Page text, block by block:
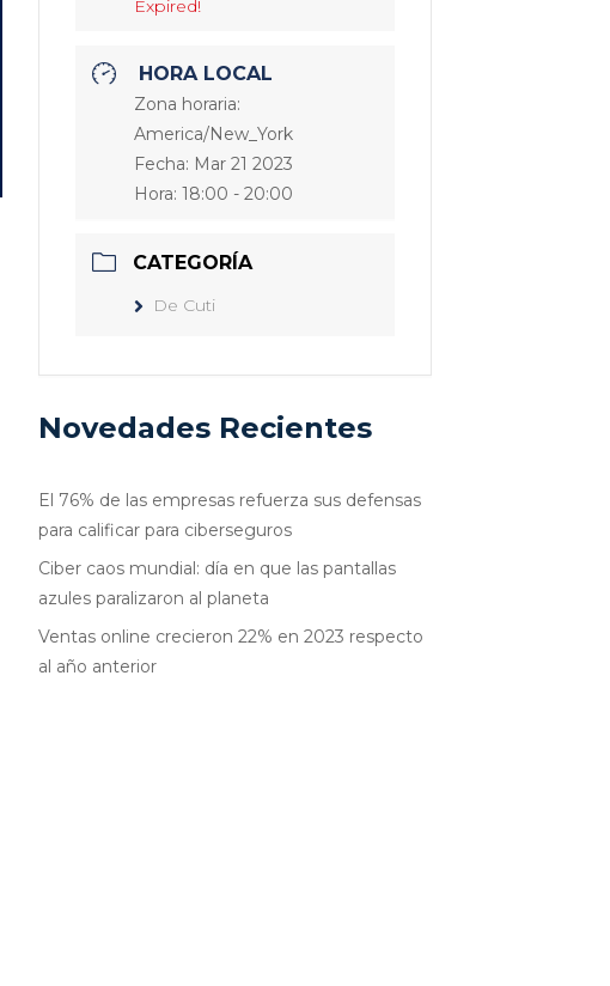
Expired!
HORA LOCAL
Zona horaria:
America/New_York
Fecha: Mar 21 2023
Hora:18:00 - 20:00
CATEGORÍA
De Cuti
Novedades Recientes
El 76% de las empresas refuerza sus defensas
para calificar para ciberseguros
Ciber caos mundial: día en que las pantallas
azules paralizaron al planeta
Ventas online crecieron 22% en 2023 respecto
al año anterior